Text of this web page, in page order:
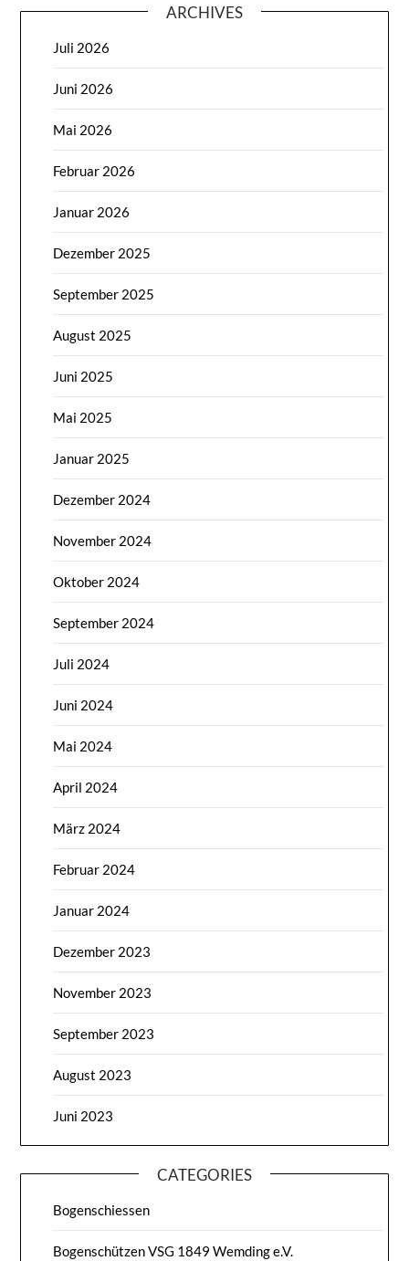
ARCHIVES
Juli 2026
Juni 2026
Mai 2026
Februar 2026
Januar 2026
Dezember 2025
September 2025
August 2025
Juni 2025
Mai 2025
Januar 2025
Dezember 2024
November 2024
Oktober 2024
September 2024
Juli 2024
Juni 2024
Mai 2024
April 2024
März 2024
Februar 2024
Januar 2024
Dezember 2023
November 2023
September 2023
August 2023
Juni 2023
CATEGORIES
Bogenschiessen
Bogenschützen VSG 1849 Wemding e.V.